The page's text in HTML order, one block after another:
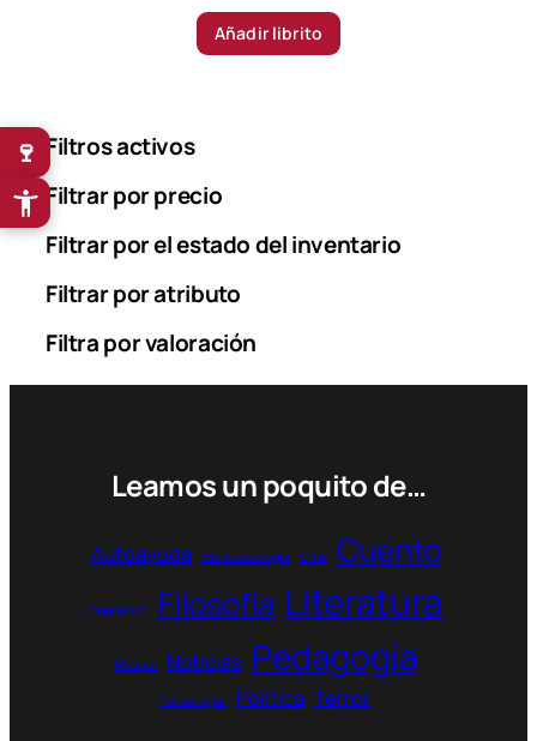
Añadir librito
Filtros activos
Filtrar por precio
Filtrar por el estado del inventario
Filtrar por atributo
Filtra por valoración
Leamos un poquito de…
Autoayuda Bibliotecología Cine Cuento
Depresión Filosofía Literatura
Música Noticias Pedagogía
Personajes Política Terror
🍷